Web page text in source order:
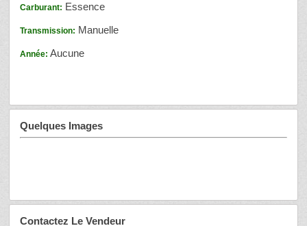
Carburant: Essence
Transmission: Manuelle
Année: Aucune
Quelques Images
Contactez Le Vendeur